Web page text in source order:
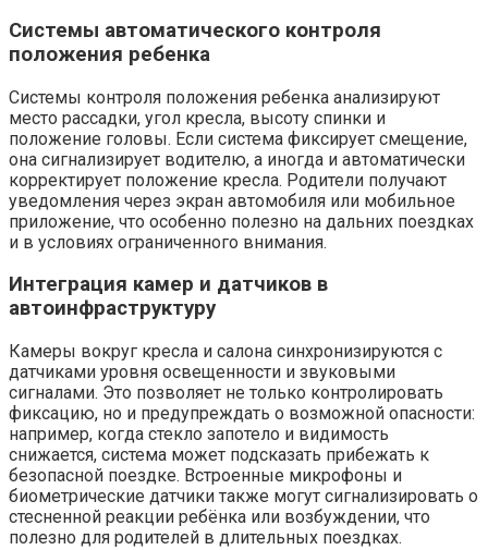
Системы автоматического контроля
положения ребенка
Системы контроля положения ребенка анализируют
место рассадки, угол кресла, высоту спинки и
положение головы. Если система фиксирует смещение,
она сигнализирует водителю, а иногда и автоматически
корректирует положение кресла. Ρодители получают
уведомления через экран автомобиля или мобильное
приложение, что особенно полезно на дальних поездках
и в условиях ограниченного внимания.
Интеграция камер и датчиков в
автоинфраструктуру
Камеры вокруг кресла и салона синхронизируются с
датчиками уровня освещенности и звуковыми
сигналами. Это позволяет не только контролировать
фиксацию, но и предупреждать о возможной опасности:
например, когда стекло запотело и видимость
снижается, система может подсказать прибежать к
безопасной поездке. Встроенные микрофоны и
биометрические датчики также могут сигнализировать о
стесненной реакции ребёнка или возбуждении, что
полезно для родителей в длительных поездках.